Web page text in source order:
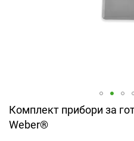
Комплект прибори за
Weber®
Преминете
към
началото